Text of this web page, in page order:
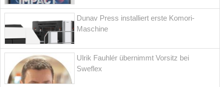
Dunav Press installiert erste Komori-
Maschine
Ulrik Fauhlér übernimmt Vorsitz bei
Sweflex